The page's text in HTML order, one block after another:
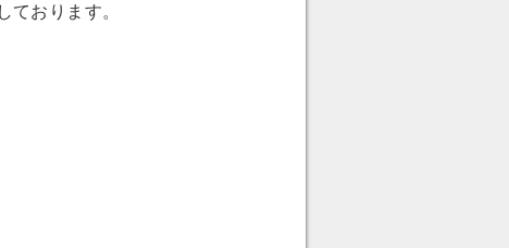
おります。